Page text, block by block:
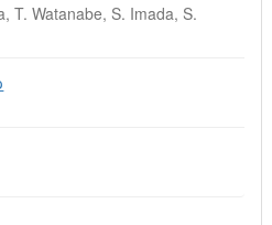
T. Watanabe, S. Imada, S.